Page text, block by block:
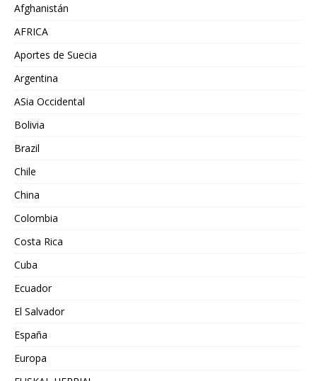
Afghanistán
AFRICA
Aportes de Suecia
Argentina
ASia Occidental
Bolivia
Brazil
Chile
China
Colombia
Costa Rica
Cuba
Ecuador
El Salvador
España
Europa